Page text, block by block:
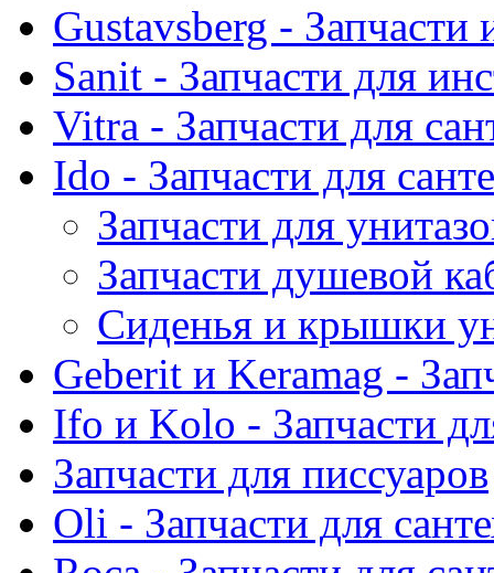
Gustavsberg - Запчасти
Sanit - Запчасти для
Vitra - Запчасти для
Ido - Запчасти для
Запчасти для
Запчасти душевой
Сиденья и крышки
Geberit и Keramag -
Ifo и Kolo - Запчасти
Запчасти для писсуаров
Oli - Запчасти для